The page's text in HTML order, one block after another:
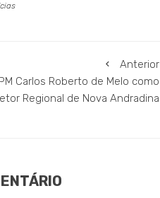
Anterior
Carlos Roberto de Melo como
Regional de Nova Andradina